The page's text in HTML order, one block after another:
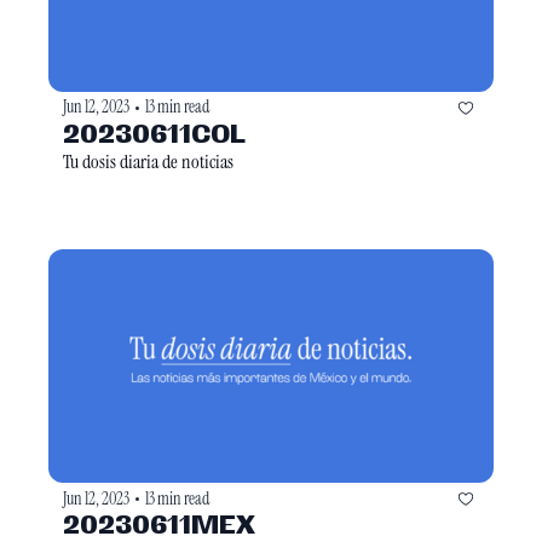
Jun 12, 2023 • 13 min read
20230611COL
Tu dosis diaria de noticias
Jun 12, 2023 • 13 min read
20230611MEX